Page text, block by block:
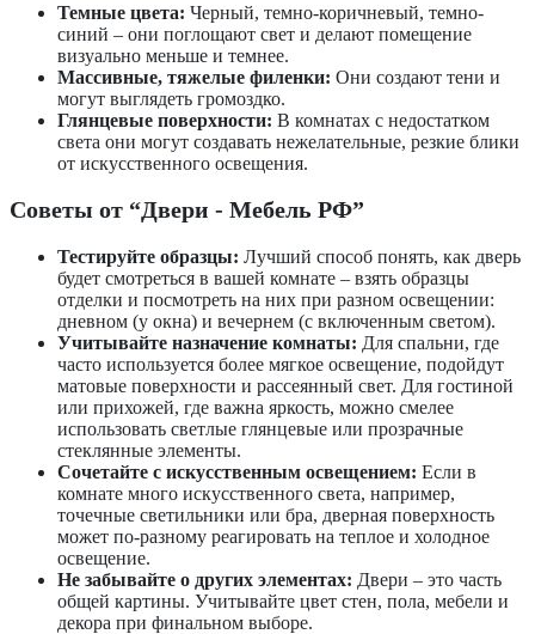
Темные цвета: Черный, темно-коричневый, темно-
синий – они поглощают свет и делают помещение
визуально меньше и темнее.
Массивные, тяжелые филенки: Они создают тени и
могут выглядеть громоздко.
Глянцевые поверхности: В комнатах с недостатком
света они могут создавать нежелательные, резкие блики
от искусственного освещения.
Советы от “Двери - Мебель РФ”
Тестируйте образцы: Лучший способ понять, как дверь
будет смотреться в вашей комнате – взять образцы
отделки и посмотреть на них при разном освещении:
дневном (у окна) и вечернем (с включенным светом).
Учитывайте назначение комнаты: Для спальни, где
часто используется более мягкое освещение, подойдут
матовые поверхности и рассеянный свет. Для гостиной
или прихожей, где важна яркость, можно смелее
использовать светлые глянцевые или прозрачные
стеклянные элементы.
Сочетайте с искусственным освещением: Если в
комнате много искусственного света, например,
точечные светильники или бра, дверная поверхность
может по-разному реагировать на теплое и холодное
освещение.
Не забывайте о других элементах: Двери – это часть
общей картины. Учитывайте цвет стен, пола, мебели и
декора при финальном выборе.